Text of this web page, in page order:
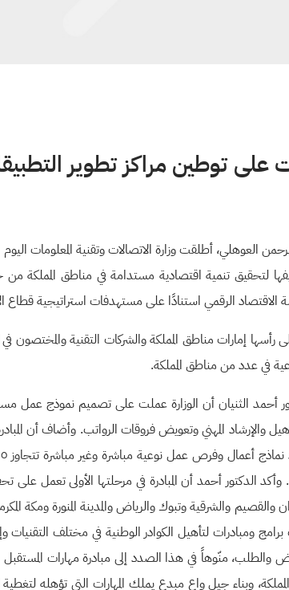
على توطين مراكز تطوير
لتحقيق تنمية اقتصادية مستدامة في مناطق المملكة
إمارات مناطق المملكة والشركات التقنية والمختصون في
في عدد من مناطق المملكة.
أحمد الثنيان أن الوزارة عملت على تصميم نموذج
والإرشاد المهني وتعويض فروقات الرواتب. وأضاف أن
تعهيد تقني واتصال في ٧ مناطق في المملكة (جازان والقصيم والشرقية وتبوك والرياض
ومبادرات لتأهيل الكوادر الوطنية في مختلف
منّوهاً في هذا الصدد إلى مبادرة مهارات المستقبل
وبناء جيل واعٍ مبدعٍ يملك المهارات التي تؤهله